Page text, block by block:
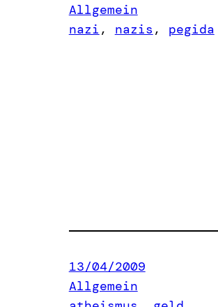
Allgemein
nazi , nazis , pegida
13/04/2009
Allgemein